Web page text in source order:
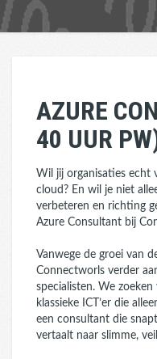
AZURE
40 UUR
Wil jij organisaties echt
cloud? En wil je niet
verbeteren en richting
Azure Consultant bij
Vanwege de groei van
Connectworls verder
specialisten. We
klassieke ICT’er die
een consultant die
vertaalt naar slimme,